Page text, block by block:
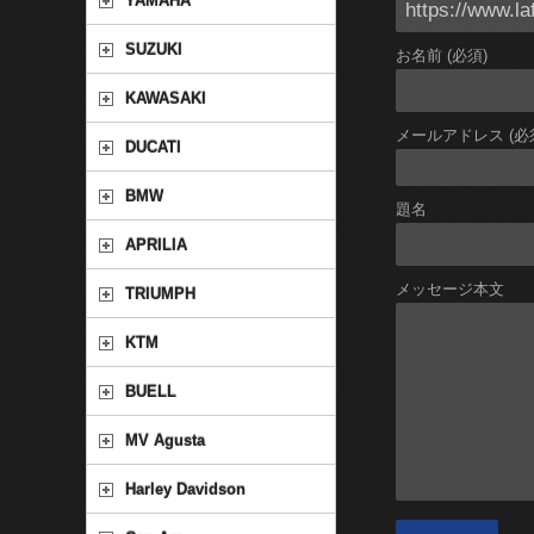
お名前 (必須)
メールアドレス (必
題名
メッセージ本文
SUZUKI
KAWASAKI
DUCATI
BMW
APRILIA
TRIUMPH
KTM
BUELL
MV Agusta
Harley Davidson